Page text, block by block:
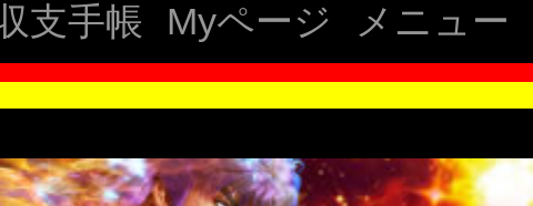
支手帳 Myページ メニュー